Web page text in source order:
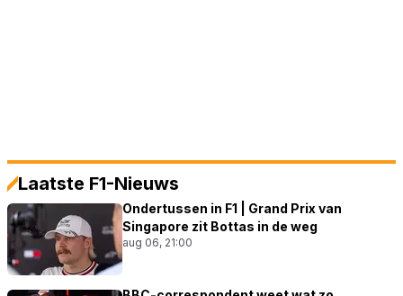
Laatste F1-Nieuws
Ondertussen in F1 | Grand Prix van
Singapore zit Bottas in de weg
aug 06, 21:00